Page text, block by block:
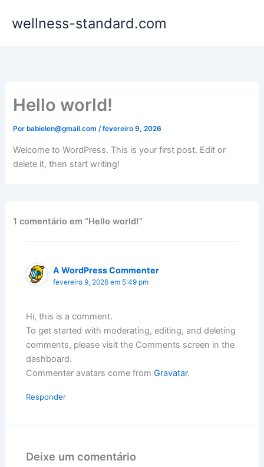
para
conteúdo
wellness-standard.com
Hello world!
Por babielen@gmail.com/fevereiro 9, 2026
Welcome to WordPress. This is your first post. Edit or
delete it, then start writing!
1 comentário em “Hello world!”
A WordPress Commenter
fevereiro 9, 2026 em 5:49 pm
Hi, this is a comment.
To get started with moderating, editing, and deleting
comments, please visit the Comments screen in the
dashboard.
Commenter avatars come fromGravatar.
Responder
Deixe um comentário